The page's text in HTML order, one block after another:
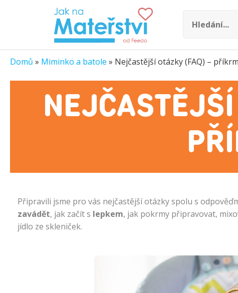
Domů » Miminko a batole » Nejčastější otázky (FAQ) –
Připravili jsme pro vás nejčastější otázky spolu s
zavádět, jak začít s lepkem, jak pokrmy připravovat,
jídlo ze skleniček.